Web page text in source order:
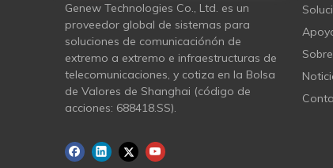
Genew Technologies Co., Ltd. es un
proveedor global de sistemas para
soluciones de comunicaciónón de
extremo a extremo e infraestructuras de
telecomunicaciones, y cotiza en la Bolsa
de Valores de Shanghai (código de
acciones: 688418.SS).
Sobre